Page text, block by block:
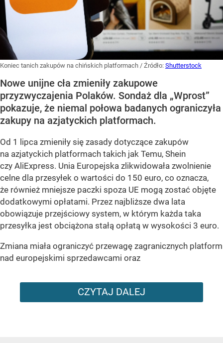
Koniec tanich zakupów na chińskich platformach / Źródło: Shutterstock
Nowe unijne cła zmieniły zakupowe
przyzwyczajenia Polaków. Sondaż dla „Wprost”
pokazuje, że niemal połowa badanych ograniczyła
zakupy na azjatyckich platformach.
Od 1 lipca zmieniły się zasady dotyczące zakupów
na azjatyckich platformach takich jak Temu, Shein
czy AliExpress. Unia Europejska zlikwidowała zwolnienie
celne dla przesyłek o wartości do 150 euro, co oznacza,
że również mniejsze paczki spoza UE mogą zostać objęte
dodatkowymi opłatami. Przez najbliższe dwa lata
obowiązuje przejściowy system, w którym każda taka
przesyłka jest obciążona stałą opłatą w wysokości 3 euro.
Zmiana miała ograniczyć przewagę zagranicznych platform
nad europejskimi sprzedawcami oraz
CZYTAJ DALEJ